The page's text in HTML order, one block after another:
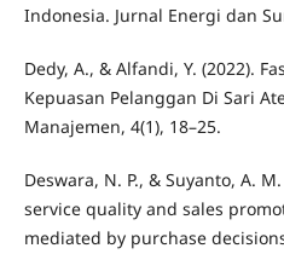
Indonesia. Jurnal Energi dan
Dedy, A., & Alfandi, Y. (2022).
Kepuasan Pelanggan Di Sari
Manajemen, 4(1), 18–25.
Deswara, N. P., & Suyanto, A.
service quality and sales
mediated by purchase